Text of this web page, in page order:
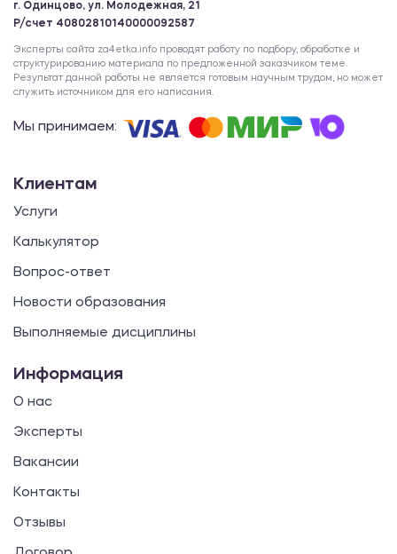
г. Одинцово, ул. Молодежная, 21
Р/счет 40802810140000092587
Эксперты сайта za4etka.info проводят работу по подбору, обработке и
структурированию материала по предложенной заказчиком теме.
Результат данной работы не является готовым научным трудом, но может
служить источником для его написания.
Мы принимаем:
Клиентам
Услуги
Калькулятор
Вопрос-ответ
Новости образования
Выполняемые дисциплины
Информация
О нас
Эксперты
Вакансии
Контакты
Отзывы